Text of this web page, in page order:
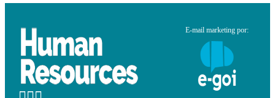
E-mail marketing por: